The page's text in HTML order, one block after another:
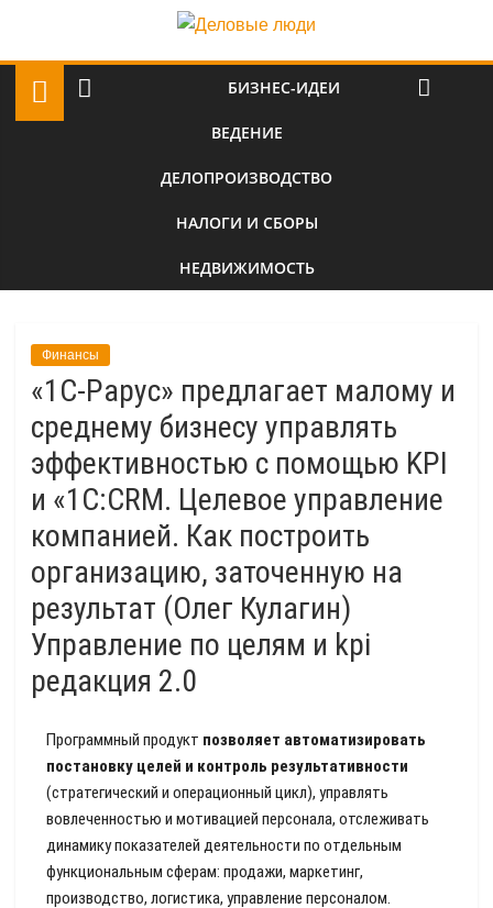
БИЗНЕС-ИДЕИ
ВЕДЕНИЕ
ДЕЛОПРОИЗВОДСТВО
НАЛОГИ И СБОРЫ
НЕДВИЖИМОСТЬ
Финансы
«1С-Рарус» предлагает малому и
среднему бизнесу управлять
эффективностью с помощью KPI
и «1С:CRM. Целевое управление
компанией. Как построить
организацию, заточенную на
результат (Олег Кулагин)
Управление по целям и kpi
редакция 2.0
Программный продукт позволяет автоматизировать
постановку целей и контроль результативности
(стратегический и операционный цикл), управлять
вовлеченностью и мотивацией персонала, отслеживать
динамику показателей деятельности по отдельным
функциональным сферам: продажи, маркетинг,
производство, логистика, управление персоналом.